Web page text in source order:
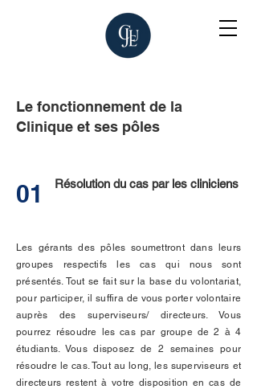
Le fonctionnement de la
Clinique et ses pôles
01 Résolution du cas par les cliniciens
Les gérants des pôles soumettront dans leurs
groupes respectifs les cas qui nous sont
présentés. Tout se fait sur la base du volontariat,
pour participer, il suffira de vous porter volontaire
auprès des superviseurs/ directeurs. Vous
pourrez résoudre les cas par groupe de 2 à 4
étudiants. Vous disposez de 2 semaines pour
résoudre le cas. Tout au long, les superviseurs et
directeurs restent à votre disposition en cas de